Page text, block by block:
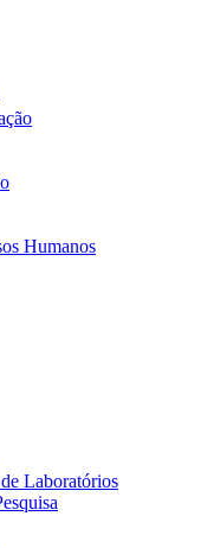
Humanos
Laboratórios